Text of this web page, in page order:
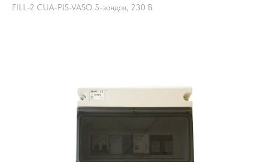
FILL-2 CUA-PIS-VASO 5-зондов, 230 В